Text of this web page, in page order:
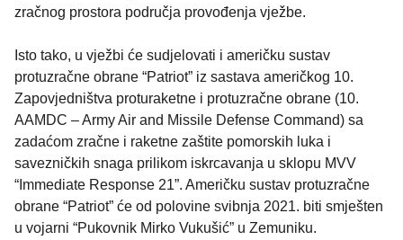
zračnog prostora područja provođenja vježbe.
Isto tako, u vježbi će sudjelovati i američku sustav
protuzračne obrane “Patriot” iz sastava američkog 10.
Zapovjedništva proturaketne i protuzračne obrane (10.
AAMDC – Army Air and Missile Defense Command) sa
zadaćom zračne i raketne zaštite pomorskih luka i
savezničkih snaga prilikom iskrcavanja u sklopu MVV
“Immediate Response 21”. Američku sustav protuzračne
obrane “Patriot” će od polovine svibnja 2021. biti smješten
u vojarni “Pukovnik Mirko Vukušić” u Zemuniku.